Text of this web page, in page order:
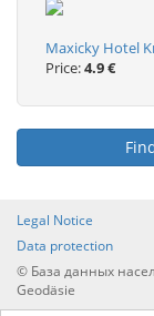
Maxicky Hotel
Price:4.9 €
Legal Notice
Data protection
© База данных
Geodäsie